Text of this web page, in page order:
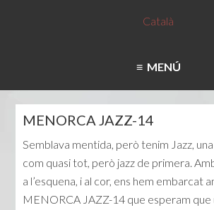
Català
MENÚ
MENORCA JAZZ-14
Semblava mentida, però tenim Jazz,
com quasi tot, però jazz de primera.
a l’esquena, i al cor, ens hem embarcat
MENORCA JAZZ-14 que esperam que